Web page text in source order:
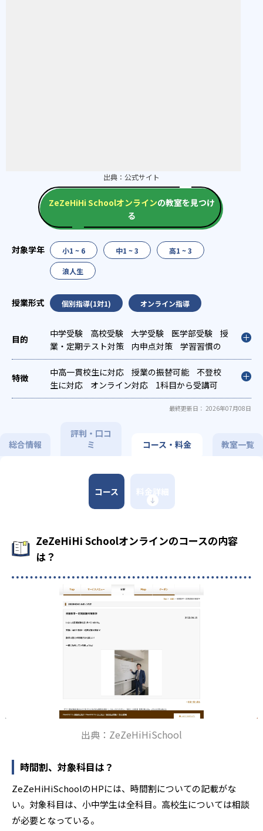
出典： 公式サイト
ZeZeHiHi Schoolオンラインの教室を見つけ
る
小1 ~ 6 中1 ~ 3 高1 ~ 3
浪人生
個別指導(1対1) オンライン指導
中学受験 高校受験 大学受験 医学部受験
授
業・定期テスト対策
内申点対策
学習習慣の
定着
総合型選抜(旧AO)対策
推薦入試対策
学校別特化対策
国公立大対策 私大対策
共通
テスト対策
英検(英語検定)対策
漢検(漢字検
定)対策
数学特化対策
英語・英会話特化対
中高一貫校生に対応 授業の振替可能
不登校
生に対応
オンライン対応
1科目から受講可
能
季節講習のみの受講可 自習室あり
最終更新日： 2026年07月08日
総合情報
評判・口コ
ミ
コース・料金 教室一覧
コース 料金詳細
ZeZeHiHi Schoolオンラインのコースの内容
は？
出典：ZeZeHiHiSchool
時間割、対象科目は？
ZeZeHiHiSchoolのHPには、時間割についての記載がな
い。対象科目は、小中学生は全科目。高校生については相談
が必要となっている。